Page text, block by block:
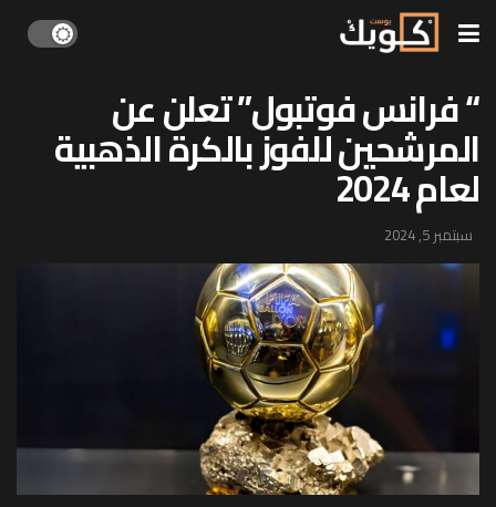
“ فرانس فوتبول” تعلن عن
المرشحين للفوز بالكرة الذهبية
لعام 2024
سبتمبر 5, 2024